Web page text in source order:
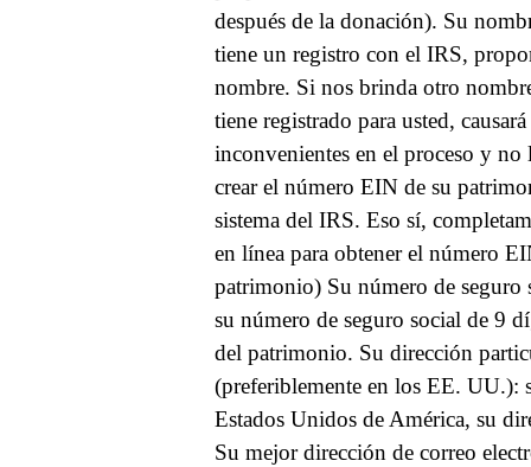
después de la donación). Su
tiene un registro con el IRS,
nombre. Si nos brinda otro
tiene registrado para usted,
inconvenientes en el proceso y no
crear el número EIN de su
sistema del IRS. Eso sí,
en línea para obtener el número
patrimonio) Su número de seguro
su número de seguro social de 9
del patrimonio. Su dirección
(preferiblemente en los EE. UU.):
Estados Unidos de América, su
Su mejor dirección de correo